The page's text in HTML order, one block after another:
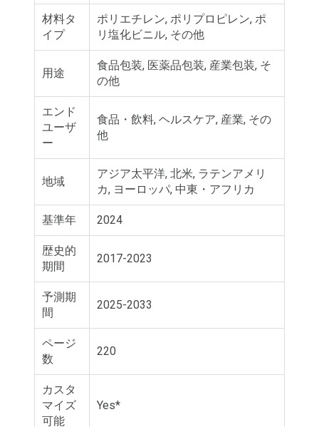
材料タ
イプ
ポリエチレン, ポリプロピレン, ポ
リ塩化ビニル, その他
用途
食品包装, 医薬品包装, 産業包装, そ
の他
エンド
ユーザ
ー
食品・飲料, ヘルスケア, 産業, その
他
地域
アジア太平洋, 北米, ラテンアメリ
カ, ヨーロッパ, 中東・アフリカ
基準年 2024
歴史的
期間
2017-2023
予測期
間
2025-2033
ページ
数
220
カスタ
マイズ
可能
Yes*